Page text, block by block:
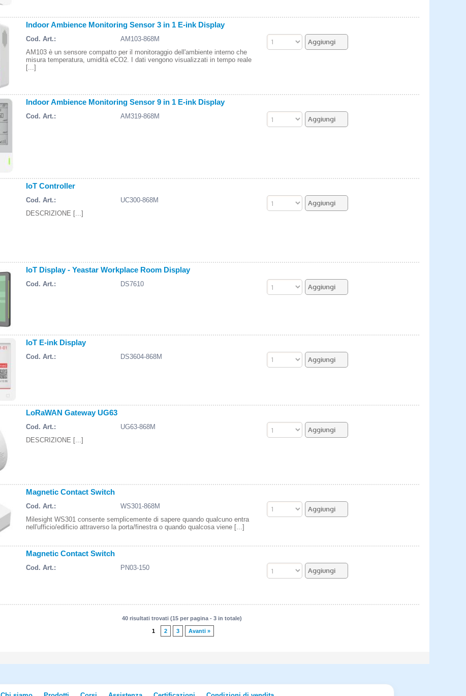
Indoor Ambience Monitoring Sensor 3 in 1 E-ink Display
Cod. Art.:
AM103-868M
AM103 è un sensore compatto per il monitoraggio dell'ambiente interno che
misura temperatura, umidità eCO2. I dati vengono visualizzati in tempo reale
[...]
Indoor Ambience Monitoring Sensor 9 in 1 E-ink Display
Cod. Art.: AM319-868M
IoT Controller
Cod. Art.:
UC300-868M
DESCRIZIONE [...]
IoT Display - Yeastar Workplace Room Display
Cod. Art.: DS7610
IoT E-ink Display
Cod. Art.: DS3604-868M
LoRaWAN Gateway UG63
Cod. Art.:
UG63-868M
DESCRIZIONE [...]
Magnetic Contact Switch
Cod. Art.:
WS301-868M
Milesight WS301 consente semplicemente di sapere quando qualcuno entra
nell'ufficio/edificio attraverso la porta/finestra o quando qualcosa viene [...]
Magnetic Contact Switch
Cod. Art.: PN03-150
40 risultati trovati (15 per pagina - 3 in totale)
1 2 3 Avanti »